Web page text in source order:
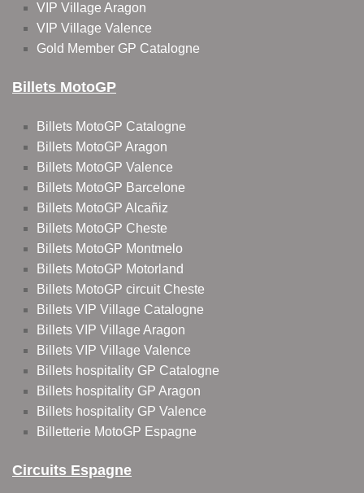
VIP Village Aragon
VIP Village Valence
Gold Member GP Catalogne
Billets MotoGP
Billets MotoGP Catalogne
Billets MotoGP Aragon
Billets MotoGP Valence
Billets MotoGP Barcelone
Billets MotoGP Alcañiz
Billets MotoGP Cheste
Billets MotoGP Montmelo
Billets MotoGP Motorland
Billets MotoGP circuit Cheste
Billets VIP Village Catalogne
Billets VIP Village Aragon
Billets VIP Village Valence
Billets hospitality GP Catalogne
Billets hospitality GP Aragon
Billets hospitality GP Valence
Billetterie MotoGP Espagne
Circuits Espagne